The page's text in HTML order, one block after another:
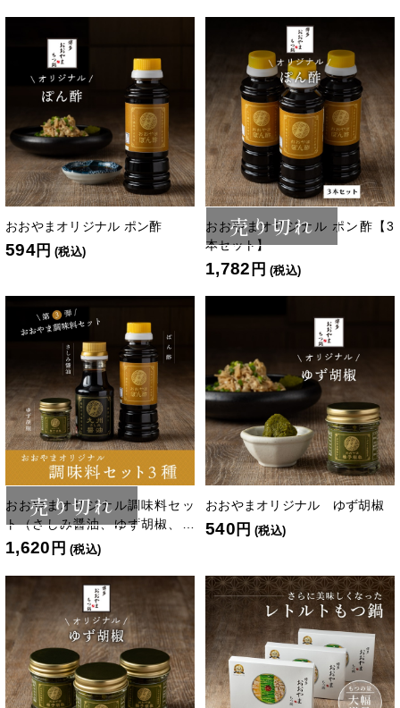
おおやまオリジナル ポン酢
594円 (税込)
売り切れ
おおやまオリジナル ポン酢【3
本セット】
1,782 円 (税込)
売り切れ
おおやまオリジナル調味料セッ
ト（さしみ醤油、ゆず胡椒、ポ
ン酢）
1,620 円 (税込)
おおやまオリジナル ゆず胡椒
540 円 (税込)